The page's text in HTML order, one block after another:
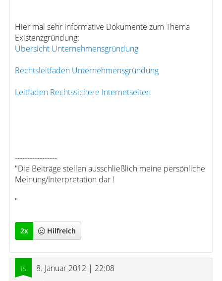
Hier mal sehr informative Dokumente zum Thema
Existenzgründung:
Übersicht Unternehmensgründung
Rechtsleitfaden Unternehmensgründung
Leitfaden Rechtssichere Internetseiten
-----------------
"Die Beiträge stellen ausschließlich meine persönliche
Meinung/Interpretation dar !
"
2x Hilfreich
8. Januar 2012 | 22:08